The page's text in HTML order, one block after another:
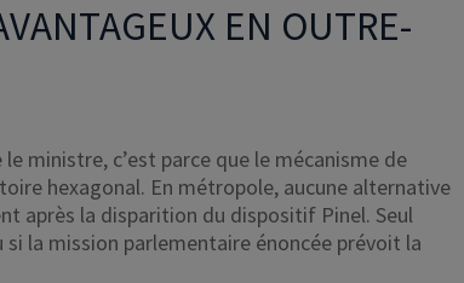
EN OUTRE-
le ministre, c’est parce que le mécanisme de
hexagonal. En métropole, aucune alternative
après la disparition du dispositif Pinel. Seul
la mission parlementaire énoncée prévoit la